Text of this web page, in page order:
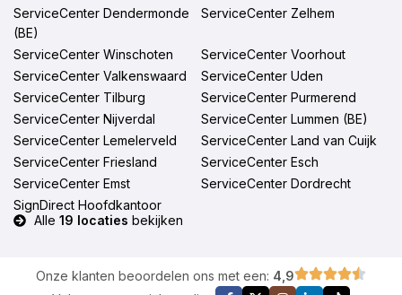
ServiceCenter Dendermonde
(BE)
ServiceCenter Zelhem
ServiceCenter Winschoten
ServiceCenter Voorhout
ServiceCenter Valkenswaard
ServiceCenter Uden
ServiceCenter Tilburg
ServiceCenter Purmerend
ServiceCenter Nijverdal
ServiceCenter Lummen (BE)
ServiceCenter Lemelerveld
ServiceCenter Land van Cuijk
ServiceCenter Friesland
ServiceCenter Esch
ServiceCenter Emst
ServiceCenter Dordrecht
SignDirect Hoofdkantoor
Alle 19 locaties bekijken
Onze klanten beoordelen ons met een: 4,9